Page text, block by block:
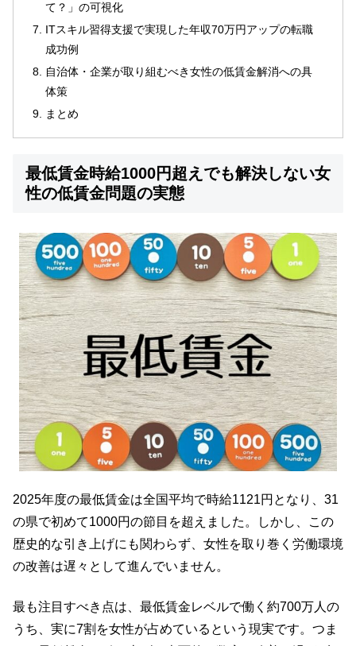
て？」の可視化
ITスキル習得支援で実現した年収70万円アップの転職
成功例
自治体・企業が取り組むべき女性の低賃金解消への具
体策
まとめ
最低賃金時給1000円超えでも解決しない女
性の低賃金問題の実態
2025年度の最低賃金は全国平均で時給1121円となり、31
の県で初めて1000円の節目を超えました。しかし、この
歴史的な引き上げにも関わらず、女性を取り巻く労働環境
の改善は遅々として進んでいません。
最も注目すべき点は、最低賃金レベルで働く約700万人の
うち、実に7割を女性が占めているという現実です。つま